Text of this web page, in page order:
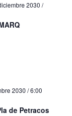
2030 /
2030 / 6:00
de Petracos